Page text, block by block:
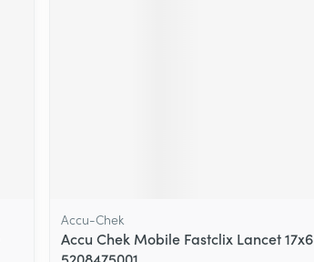
Accu-Chek
Accu Chek Mobile Fastclix Lancet 17x6
5208475001